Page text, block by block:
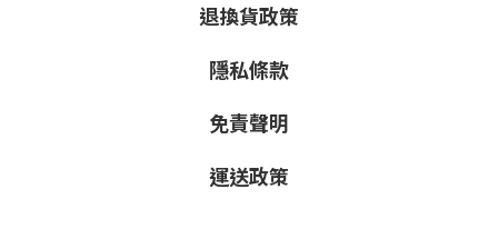
退換貨政策
隱私條款
免責聲明
運送政策